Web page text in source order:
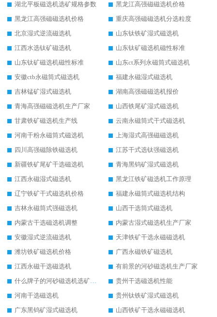
湖北平板磁选机选矿规格参数
黑龙江高强磁磁选机价格
黑龙江高强磁磁选机价格
重庆高强磁磁选机分选粒度
北京湿式逆流磁选机
山东钛铁矿湿式磁选机
江西水选钛矿磁选机
山东钛矿磁选机磁性标准
山东钛矿磁选机磁性标准
山东ct系列永磁筒式磁选机
安徽ctb永磁筒式磁选机
福建永磁湿式磁选机
吉林锰矿湿式磁选机
湖南高强磁磁选机报价
青海高强磁磁选机生产厂家
山西铁尾矿湿式磁选机
甘肃铁矿磁选机生产线
云南永磁筒式干式磁选机
河南干粉永磁筒式磁选机
上海湿式高强磁磁选机
四川高强磁除铁磁选机
江苏干式选钛强磁选机
新疆铁矿尾矿干选磁选机
青海黑钨矿湿式磁选机
江西永磁湿式磁选机
黑龙江铁矿磁选机工作原理
辽宁铁矿干式磁选机价格
福建永磁筒式磁选机结构
吉林永磁筒式强磁选机
山西干选筒式磁选机
内蒙古干选磁选机调整
内蒙古湿式磁选机生产厂家
安徽湿式逆流磁选机
天津铁矿干选永磁磁选机
潍坊铁矿磁选机价格
广西永磁铁矿磁选机
江西永磁干选磁选机
有前景的河砂磁选机生产厂家
什么牌子的河砂磁选机选矿效果好
贵州干选磁选机性能
河南干选磁选机
贵州钛铁矿湿式磁选机
广东黑钨矿湿式磁选机
山西铁矿干选永磁磁选机